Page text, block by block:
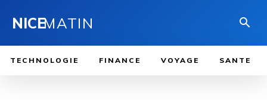
NICEMATIN
TECHNOLOGIE FINANCE VOYAGE SANTE